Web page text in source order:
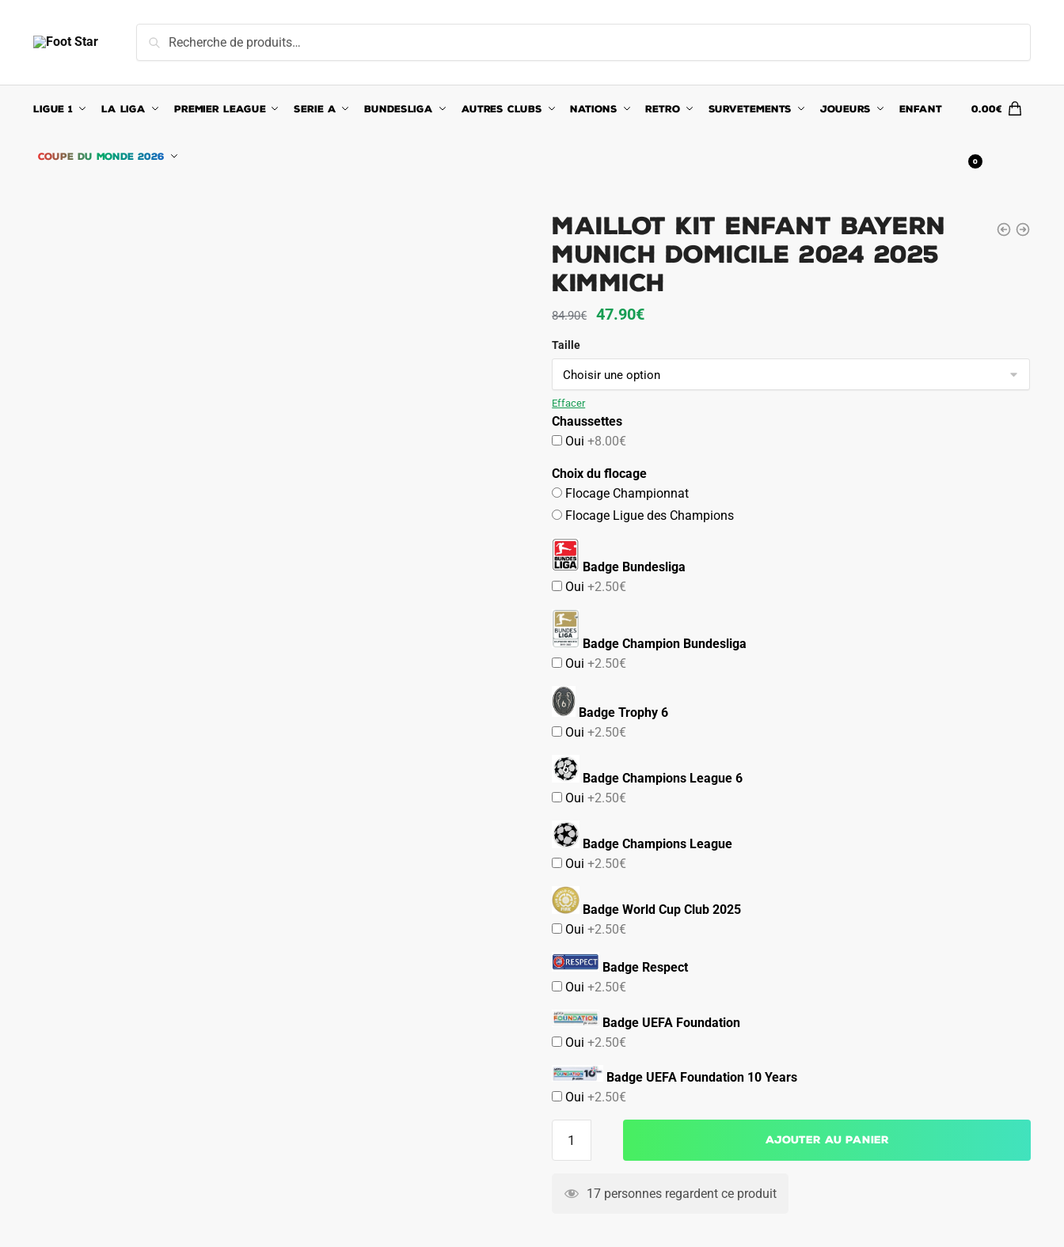
navigation
content
pour :
Recherche
LIGUE 1 LA LIGA PREMIER LEAGUE SERIE A BUNDESLIGA AUTRES CLUBS NATIONS RETRO SURVETEMENTS JOUEURS ENFANT
COUPE DU MONDE 2026
0.00€
0
Maillot Kit Enfant Bayern
Munich Domicile 2024 2025
Kimmich
84.90€
Le
initial
était :
47.90€Le
actuel
est :
Taille
Effacer
Chaussettes
Oui+8.00€
Choix du flocage
Flocage Championnat
Flocage Ligue des Champions
Badge Bundesliga
Oui+2.50€
Badge Champion Bundesliga
Oui+2.50€
Badge Trophy 6
Oui+2.50€
Badge Champions League 6
Oui+2.50€
Badge Champions League
Oui+2.50€
Badge World Cup Club 2025
Oui+2.50€
Badge Respect
Oui+2.50€
Badge UEFA Foundation
Oui+2.50€
Badge UEFA Foundation 10 Years
Oui+2.50€
Kit
Ajouter au panier
17 personnes regardent ce produit